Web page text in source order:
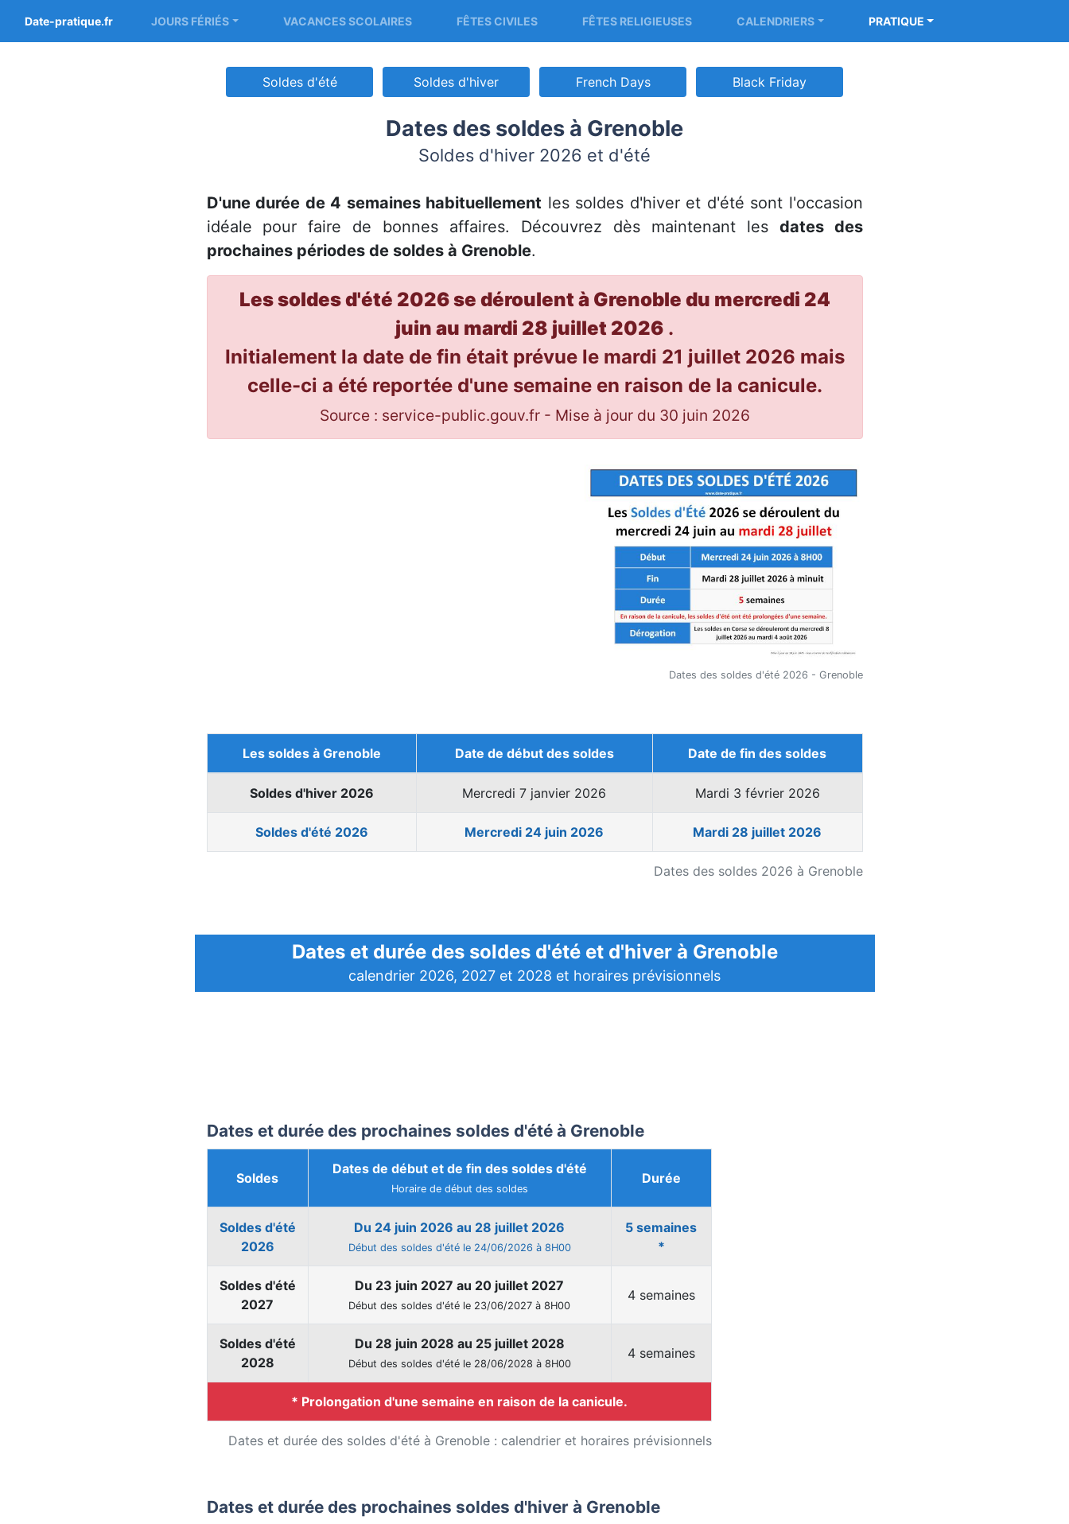
Date-pratique.fr JOURS FÉRIÉS VACANCES SCOLAIRES FÊTES CIVILES FÊTES RELIGIEUSES CALENDRIERS PRATIQUE
Soldes d'été Soldes d'hiver French Days Black Friday
Dates des soldes à Grenoble
Soldes d'hiver 2026 et d'été
D'une durée de 4 semaines habituellement les soldes d'hiver et d'été sont l'occasion
idéale pour faire de bonnes affaires. Découvrez dès maintenant les dates des
prochaines périodes de soldes à Grenoble.
Les soldes d'été 2026 se déroulent à Grenoble du mercredi 24
juin au mardi 28 juillet 2026 .
Initialement la date de fin était prévue le mardi 21 juillet 2026 mais
celle-ci a été reportée d'une semaine en raison de la canicule.
Source : service-public.gouv.fr - Mise à jour du 30 juin 2026
Dates des soldes d'été 2026 - Grenoble
Dates des soldes 2026 à Grenoble
Les soldes à Grenoble Date de début des soldes Date de fin des soldes
Soldes d'hiver 2026 Mercredi 7 janvier 2026 Mardi 3 février 2026
Soldes d'été 2026 Mercredi 24 juin 2026 Mardi 28 juillet 2026
Dates et durée des soldes d'été et d'hiver à Grenoble
calendrier 2026, 2027 et 2028 et horaires prévisionnels
Dates et durée des prochaines soldes d'été à Grenoble
Dates et durée des soldes d'été à Grenoble : calendrier et horaires prévisionnels
Soldes
Dates de début et de fin des soldes d'été
Horaire de début des soldes
Durée
Soldes d'été
2026
Du 24 juin 2026 au 28 juillet 2026
Début des soldes d'été le 24/06/2026 à 8H00
5 semaines
*
Soldes d'été
2027
Du 23 juin 2027 au 20 juillet 2027
Début des soldes d'été le 23/06/2027 à 8H00
4 semaines
Soldes d'été
2028
Du 28 juin 2028 au 25 juillet 2028
Début des soldes d'été le 28/06/2028 à 8H00
4 semaines
* Prolongation d'une semaine en raison de la canicule.
Dates et durée des prochaines soldes d'hiver à Grenoble